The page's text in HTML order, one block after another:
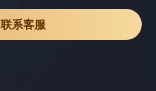
联系客服